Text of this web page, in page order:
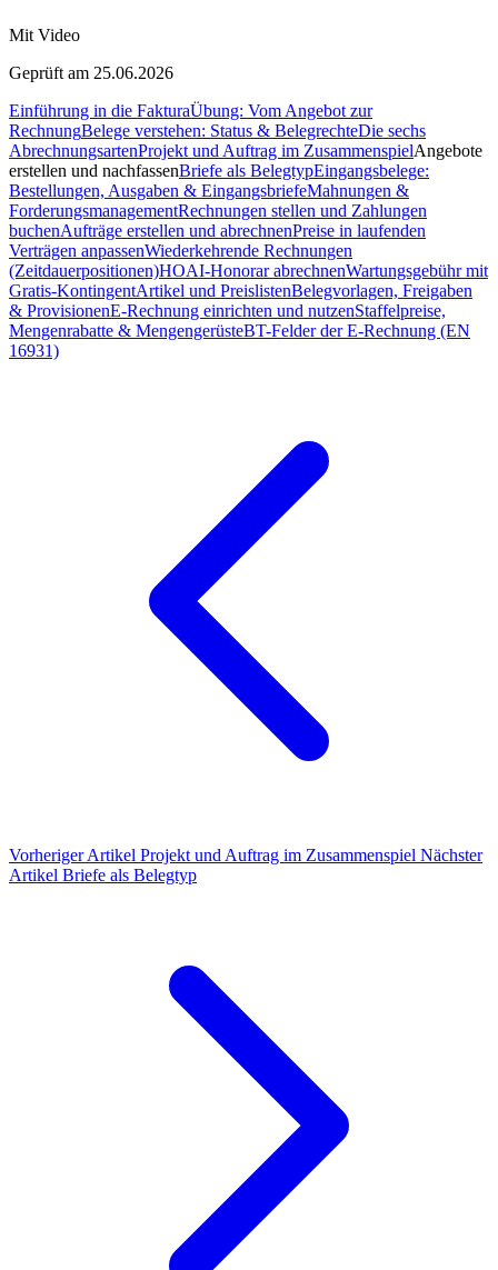
Mit Video
Geprüft am 25.06.2026
Einführung in die FakturaÜbung: Vom Angebot zur
RechnungBelege verstehen: Status & BelegrechteDie sechs
AbrechnungsartenProjekt und Auftrag im ZusammenspielAngebote
erstellen und nachfassenBriefe als BelegtypEingangsbelege:
Bestellungen, Ausgaben & EingangsbriefeMahnungen &
ForderungsmanagementRechnungen stellen und Zahlungen
buchenAufträge erstellen und abrechnenPreise in laufenden
Verträgen anpassenWiederkehrende Rechnungen
(Zeitdauerpositionen)HOAI-Honorar abrechnenWartungsgebühr mit
Gratis-KontingentArtikel und PreislistenBelegvorlagen, Freigaben
& ProvisionenE-Rechnung einrichten und nutzenStaffelpreise,
Mengenrabatte & MengengerüsteBT-Felder der E-Rechnung (EN
16931)
Vorheriger Artikel Projekt und Auftrag im Zusammenspiel Nächster
Artikel Briefe als Belegtyp